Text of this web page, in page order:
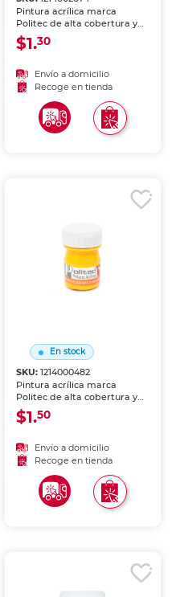
Pintura acrílica marca
Politec de alta cobertura y
secado rápido. Colores
intensos para lienzo,
manualidades. Resistente al
agua una vez seca.
$1.30
Envío a domicilio
Recoge en tienda
En stock
SKU: 1214000482
Pintura acrílica marca
Politec de alta cobertura y
secado rápido. Colores
intensos para lienzo,
manualidades. Resistente al
agua una vez seca.
$1.50
Envío a domicilio
Recoge en tienda